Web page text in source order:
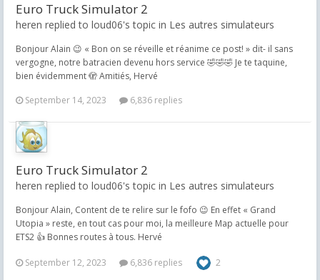
Euro Truck Simulator 2
heren replied to loud06's topic in Les autres simulateurs
Bonjour Alain 😉 « Bon on se réveille et réanime ce post! » dit- il sans
vergogne, notre batracien devenu hors service 🤣🤣🤣 Je te taquine,
bien évidemment 🫣 Amitiés, Hervé
September 14, 2023
6,836 replies
Euro Truck Simulator 2
heren replied to loud06's topic in Les autres simulateurs
Bonjour Alain, Content de te relire sur le fofo 😉 En effet « Grand
Utopia » reste, en tout cas pour moi, la meilleure Map actuelle pour
ETS2 👍 Bonnes routes à tous. Hervé
September 12, 2023 6,836 replies 2